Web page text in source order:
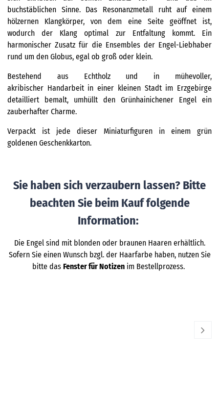
buchstäblichen Sinne. Das Resonanzmetall ruht auf einem
hölzernen Klangkörper, von dem eine Seite geöffnet ist,
wodurch der Klang optimal zur Entfaltung kommt. Ein
harmonischer Zusatz für die Ensembles der Engel-Liebhaber
rund um den Globus, egal ob groß oder klein.
Bestehend aus Echtholz und in mühevoller,
akribischer Handarbeit in einer kleinen Stadt im Erzgebirge
detailliert bemalt, umhüllt den Grünhainichener Engel ein
zauberhafter Charme.
Verpackt ist jede dieser Miniaturfiguren in einem grün
goldenen Geschenkkarton.
Sie haben sich verzaubern lassen? Bitte
beachten Sie beim Kauf folgende
Information:
Die Engel sind mit blonden oder braunen Haaren erhältlich.
Sofern Sie einen Wunsch bzgl. der Haarfarbe haben, nutzen Sie
bitte das Fenster für Notizen im Bestellprozess.